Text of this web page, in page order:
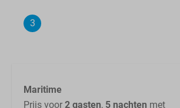
3
Maritime
Prijs voor 2 gasten, 5 nachten met